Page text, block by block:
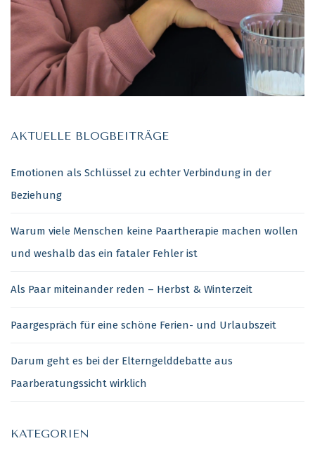
AKTUELLE BLOGBEITRÄGE
Emotionen als Schlüssel zu echter Verbindung in der
Beziehung
Warum viele Menschen keine Paartherapie machen wollen
und weshalb das ein fataler Fehler ist
Als Paar miteinander reden – Herbst & Winterzeit
Paargespräch für eine schöne Ferien- und Urlaubszeit
Darum geht es bei der Elterngelddebatte aus
Paarberatungssicht wirklich
KATEGORIEN